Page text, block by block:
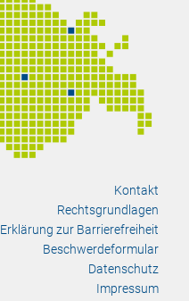
Kontakt
Rechtsgrundlagen
Erklärung zur Barrierefreiheit
Beschwerdeformular
Datenschutz
Impressum